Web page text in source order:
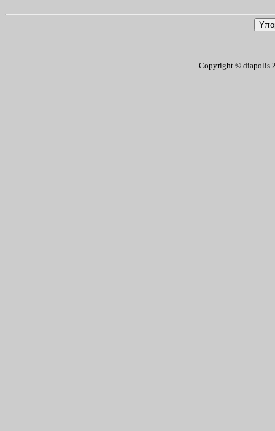
Copyright © diapolis